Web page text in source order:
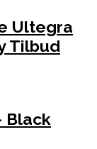
Ultegra
Tilbud
Black